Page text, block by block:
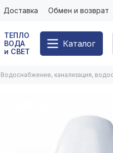
Доставка Обмен и возврат
ТЕПЛО
ВОДА
и СВЕТ
Каталог
Водоснабжение, канализация,